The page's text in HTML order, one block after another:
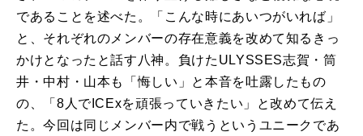
であることを述べた。「こんな時にあいつがいれば」
と、それぞれのメンバーの存在意義を改めて知るきっ
かけとなったと話す八神。負けたULYSSES志賀・筒
井・中村・山本も「悔しい」と本音を吐露したもの
の、「8人でICExを頑張っていきたい」と改めて伝え
た。今回は同じメンバー内で戦うというユニークであ